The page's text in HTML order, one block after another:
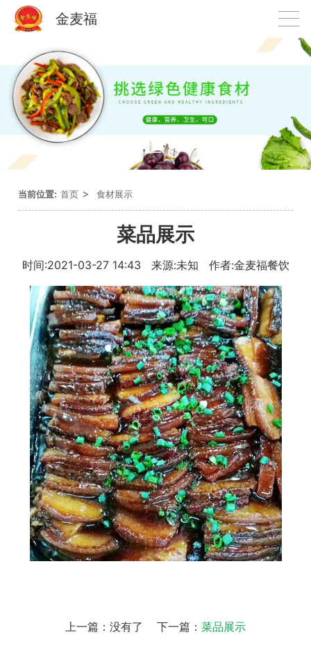
金麦福
当前位置: 首页 > 食材展示
菜品展示
时间:2021-03-27 14:43 来源:未知 作者:金麦福餐饮
上一篇：没有了 下一篇： 菜品展示